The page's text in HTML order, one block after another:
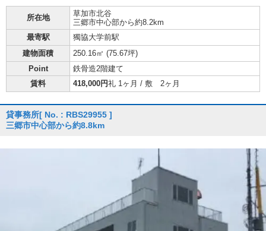
所在地 草加市北谷
三郷市中心部から約8.2km
最寄駅
獨協大学前駅
建物面積
250.16㎡ (75.67坪)
Point
鉄骨造2階建て
賃料
418,000円礼 1ヶ月 / 敷 2ヶ月
貸事務所[ No. : RBS29955 ]
三郷市中心部から約8.8km